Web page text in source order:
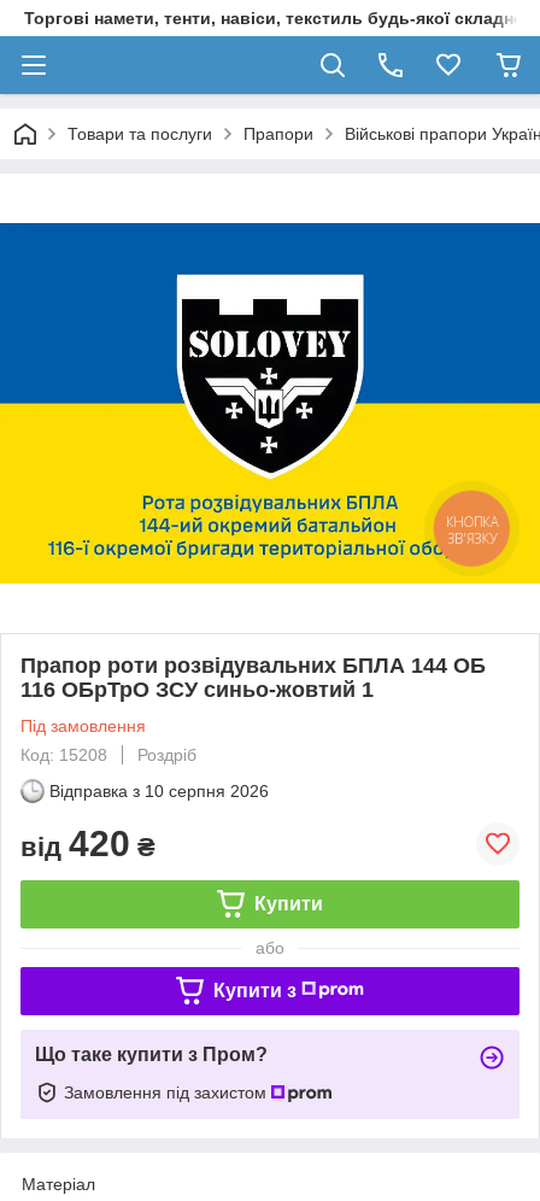
Торгові намети, тенти, навіси, текстиль будь-якої
Товари та послуги Прапори Військові прапори
Прапор роти розвідувальних БПЛА 144 ОБ
116 ОБрТрО ЗСУ синьо-жовтий 1
Під замовлення
Код: 15208
Роздріб
Відправка з 10 серпня 2026
від 420 ₴
Купити
або
Купити з
Що таке купити з Пром?
Замовлення під захистом
Матеріал
КНОПКА
ЗВ'ЯЗКУ